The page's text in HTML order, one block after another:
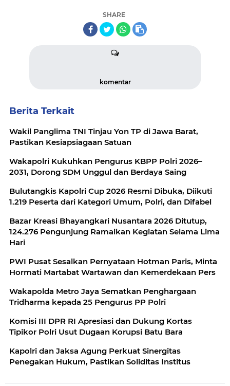
SHARE
komentar
Berita Terkait
Wakil Panglima TNI Tinjau Yon TP di Jawa Barat,
Pastikan Kesiapsiagaan Satuan
Wakapolri Kukuhkan Pengurus KBPP Polri 2026–
2031, Dorong SDM Unggul dan Berdaya Saing
Bulutangkis Kapolri Cup 2026 Resmi Dibuka, Diikuti
1.219 Peserta dari Kategori Umum, Polri, dan Difabel
Bazar Kreasi Bhayangkari Nusantara 2026 Ditutup,
124.276 Pengunjung Ramaikan Kegiatan Selama Lima
Hari
PWI Pusat Sesalkan Pernyataan Hotman Paris, Minta
Hormati Martabat Wartawan dan Kemerdekaan Pers
Wakapolda Metro Jaya Sematkan Penghargaan
Tridharma kepada 25 Pengurus PP Polri
Komisi III DPR RI Apresiasi dan Dukung Kortas
Tipikor Polri Usut Dugaan Korupsi Batu Bara
Kapolri dan Jaksa Agung Perkuat Sinergitas
Penegakan Hukum, Pastikan Soliditas Institus